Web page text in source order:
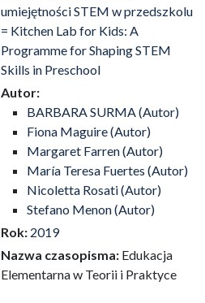
umiejętności STEM w przedszkolu
= Kitchen Lab for Kids: A
Programme for Shaping STEM
Skills in Preschool
Autor:
BARBARA SURMA (Autor)
Fiona Maguire (Autor)
Margaret Farren (Autor)
María Teresa Fuertes (Autor)
Nicoletta Rosati (Autor)
Stefano Menon (Autor)
Rok: 2019
Nazwa czasopisma: Edukacja
Elementarna w Teorii i Praktyce